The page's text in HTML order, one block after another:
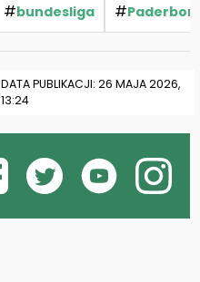
#bundesliga #
DATA PUBLIKACJI: 26 MAJA 2026,
13:24